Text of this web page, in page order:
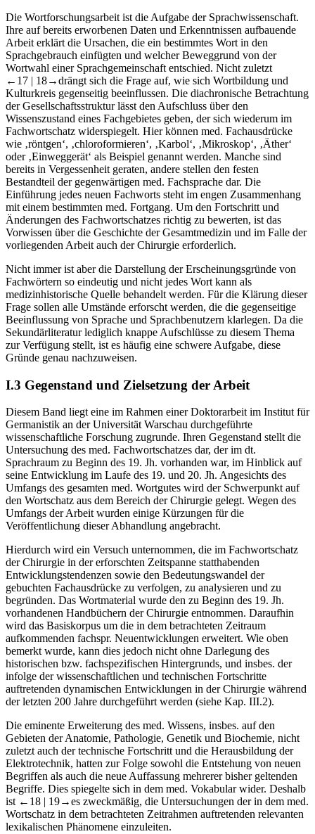
Die Wortforschungsarbeit ist die Aufgabe der Sprachwissenschaft.
Ihre auf bereits erworbenen Daten und Erkenntnissen aufbauende
Arbeit erklärt die Ursachen, die ein bestimmtes Wort in den
Sprachgebrauch einfügten und welcher Beweggrund von der
Wortwahl einer Sprachgemeinschaft entschied. Nicht zuletzt
←17 |18→drängt sich die Frage auf, wie sich Wortbildung und
Kulturkreis gegenseitig beeinflussen. Die diachronische Betrachtung
der Gesellschaftsstruktur lässt den Aufschluss über den
Wissenszustand eines Fachgebietes geben, der sich wiederum im
Fachwortschatz widerspiegelt. Hier können med. Fachausdrücke
wie ‚röntgen‘, ‚chloroformieren‘, ‚Karbol‘, ‚Mikroskop‘, ‚Äther‘
oder ‚Einweggerät‘ als Beispiel genannt werden. Manche sind
bereits in Vergessenheit geraten, andere stellen den festen
Bestandteil der gegenwärtigen med. Fachsprache dar. Die
Einführung jedes neuen Fachworts steht im engen Zusammenhang
mit einem bestimmten med. Fortgang. Um den Fortschritt und
Änderungen des Fachwortschatzes richtig zu bewerten, ist das
Vorwissen über die Geschichte der Gesamtmedizin und im Falle der
Nicht immer ist aber die Darstellung der Erscheinungsgründe von
Fachwörtern so eindeutig und nicht jedes Wort kann als
medizinhistorische Quelle behandelt werden. Für die Klärung dieser
Frage sollen alle Umstände erforscht werden, die die gegenseitige
Beeinflussung von Sprache und Sprachbenutzern klarlegen. Da die
Sekundärliteratur lediglich knappe Aufschlüsse zu diesem Thema
zur Verfügung stellt, ist es häufig eine schwere Aufgabe, diese
Gegenstand und Zielsetzung der Arbeit
Diesem Band liegt eine im Rahmen einer Doktorarbeit im Institut für
Germanistik an der Universität Warschau durchgeführte
wissenschaftliche Forschung zugrunde. Ihren Gegenstand stellt die
Untersuchung des med. Fachwortschatzes dar, der im dt.
Sprachraum zu Beginn des 19. Jh. vorhanden war, im Hinblick auf
seine Entwicklung im Laufe des 19. und 20. Jh. Angesichts des
Umfangs des gesamten med. Wortgutes wird der Schwerpunkt auf
den Wortschatz aus dem Bereich der Chirurgie gelegt. Wegen des
Umfangs der Arbeit wurden einige Kürzungen für die
Hierdurch wird ein Versuch unternommen, die im Fachwortschatz
der Chirurgie in der erforschten Zeitspanne statthabenden
Entwicklungstendenzen sowie den Bedeutungswandel der
gebuchten Fachausdrücke zu verfolgen, zu analysieren und zu
begründen. Das Wortmaterial wurde den zu Beginn des 19. Jh.
vorhandenen Handbüchern der Chirurgie entnommen. Daraufhin
wird das Basiskorpus um die in dem betrachteten Zeitraum
aufkommenden fachspr. Neuentwicklungen erweitert. Wie oben
bemerkt wurde, kann dies jedoch nicht ohne Darlegung des
historischen bzw. fachspezifischen Hintergrunds, und insbes. der
infolge der wissenschaftlichen und technischen Fortschritte
auftretenden dynamischen Entwicklungen in der Chirurgie während
Die eminente Erweiterung des med. Wissens, insbes. auf den
Gebieten der Anatomie, Pathologie, Genetik und Biochemie, nicht
zuletzt auch der technische Fortschritt und die Herausbildung der
Elektrotechnik, hatten zur Folge sowohl die Entstehung von neuen
Begriffen als auch die neue Auffassung mehrerer bisher geltenden
Begriffe. Dies spiegelte sich in dem med. Vokabular wider. Deshalb
ist←18 |19→es zweckmäßig, die Untersuchungen der in dem med.
Wortschatz in dem betrachteten Zeitrahmen auftretenden relevanten